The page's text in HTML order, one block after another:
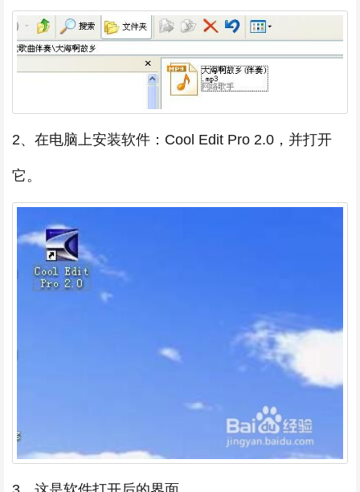
2、在电脑上安装软件：Cool Edit Pro 2.0，并打开
它。